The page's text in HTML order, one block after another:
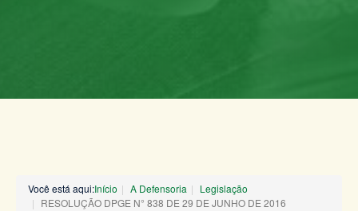
Você está aqui:Início A Defensoria
Legislação
RESOLUÇÃO DPGE N° 838 DE 29 DE JUNHO DE 2016